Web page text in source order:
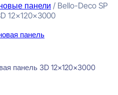
панели / Bello-Deco SP
12x120x3000
панель 3D 12x120x3000